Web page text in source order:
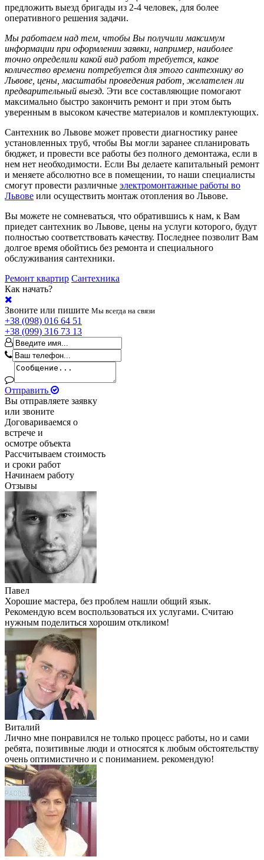
предложить выезд бригады из 2-4 человек, для более
оперативного решения задачи.
Мы работаем над тем, чтобы Вы получили максимум
информации при оформлении заявки, например, наиболее
точно определили какой вид работ требуется, какое
количество времени потребуется для этого сантехнику во
Львове, цены, масштабы проведения работ, желателен ли
предварительный выезд. Эти все составляющие помогают
максимально быстро закончить ремонт и при этом быть
уверенным в высоком качестве материалов и комплектующих.
Сантехник во Львове может провести диагностику ранее
установленных труб, чтобы Вы могли заранее спланировать
бюджет, и провести все работы без полного демонтажа, если в
нем нет необходимости. Если Вы делаете капитальный ремонт
и меняете абсолютно все в помещении, то наши специалисты
смогут провести различные электромонтажные работы во
Львове или осуществить монтаж отопления во Львове.
Вы можете не сомневаться, что обратившись к нам, к Вам
приедет сантехник во Львове, цены на услуги которого, будут
полностью соответствовать качеству. Последнее позволит Вам
долгое время обойтись без ремонта и специального
обслуживания сантехники.
Ремонт квартир Сантехника
Как начать?
Звоните или пишите Мы всегда на связи
+38 (098) 016 64 51
+38 (099) 316 73 13
Отправить
Вы отправляете заявку
или звоните
Договариваемся о
встрече и
осмотре объекта
Рассчитываем стоимость
и сроки работ
Начинаем работу
Отзывы
Павел
Хорошие мастера, без проблем нашли общий язык.
Рекомендую всем воспользоваться их услугами. Считаю
нужным поделиться хорошим откликом!
Виталий
Лично мне понравился не только процесс работы, но и сами
ребята, позитивные люди и относятся к любым обстоятельству
очень оптимистично и с пониманием. рекомендую!